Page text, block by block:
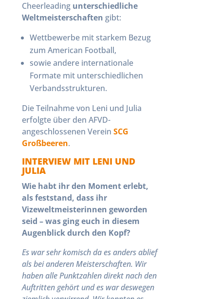
Cheerleading unterschiedliche
Weltmeisterschaften gibt:
Wettbewerbe mit starkem Bezug
zum American Football,
sowie andere internationale
Formate mit unterschiedlichen
Verbandsstrukturen.
Die Teilnahme von Leni und Julia
erfolgte über den AFVD-
angeschlossenen Verein SCG
Großbeeren.
INTERVIEW MIT LENI UND
JULIA
Wie habt ihr den Moment erlebt,
als feststand, dass ihr
Vizeweltmeisterinnen geworden
seid – was ging euch in diesem
Augenblick durch den Kopf?
Es war sehr komisch da es anders ablief
als bei anderen Meisterschaften. Wir
haben alle Punktzahlen direkt nach den
Auftritten gehört und es war deswegen